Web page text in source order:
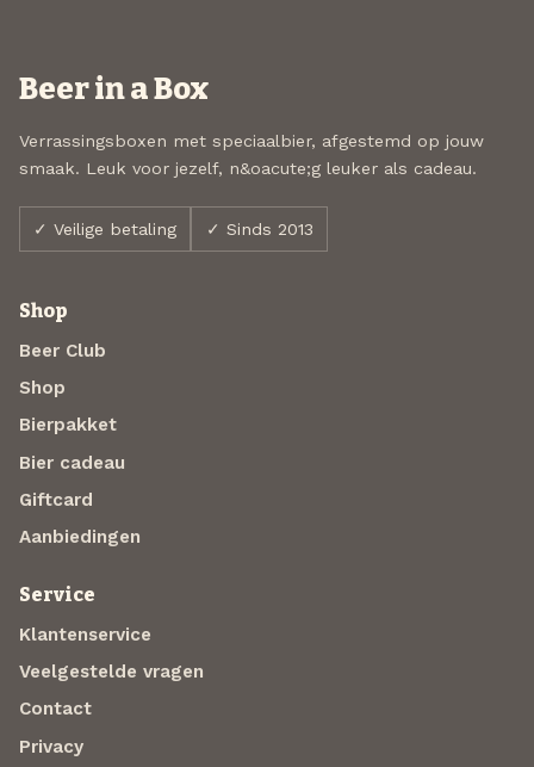
Beer in a Box
Verrassingsboxen met speciaalbier, afgestemd op jouw
smaak. Leuk voor jezelf, n&oacute;g leuker als cadeau.
✓ Veilige betaling ✓ Sinds 2013
Shop
Beer Club
Shop
Bierpakket
Bier cadeau
Giftcard
Aanbiedingen
Service
Klantenservice
Veelgestelde vragen
Contact
Privacy